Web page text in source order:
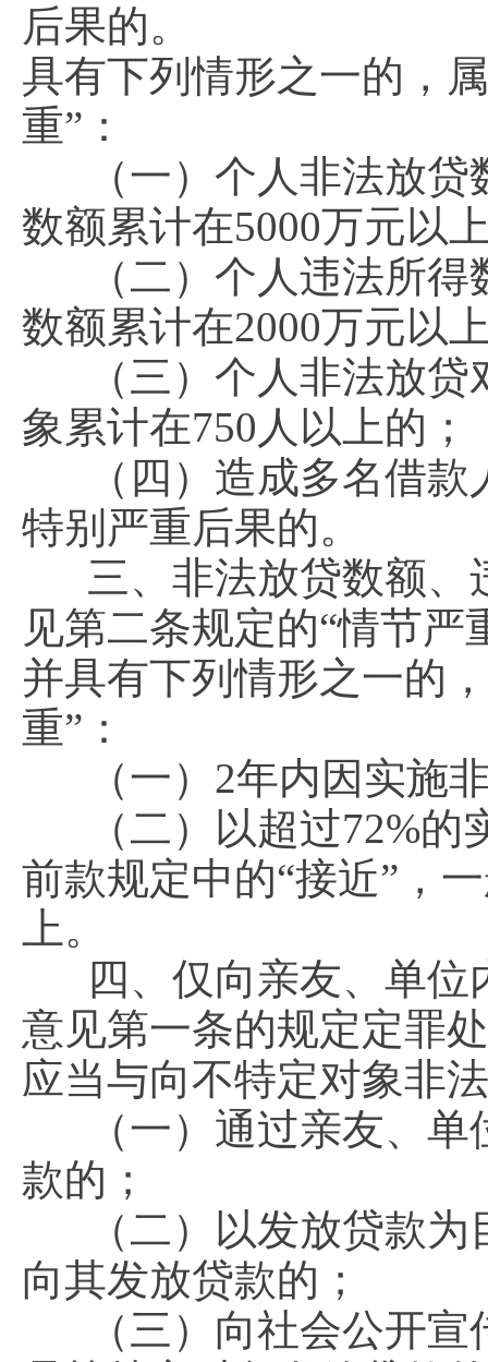
后果的。
具有下列情形之一的，
重”：
（一）个人非法放
数额累计在5000万元以
（二）个人违法所
数额累计在2000万元以
（三）个人非法放
象累计在750人以上的；
（四）造成多名借
特别严重后果的。
三、非法放贷数额
见第二条规定的“情节
并具有下列情形之一的
重”：
（一）2年内因实施
（二）以超过72%
前款规定中的“接近”，
上。
四、仅向亲友、单
意见第一条的规定定罪
应当与向不特定对象非
（一）通过亲友、
款的；
（二）以发放贷款
向其发放贷款的；
（三）向社会公开